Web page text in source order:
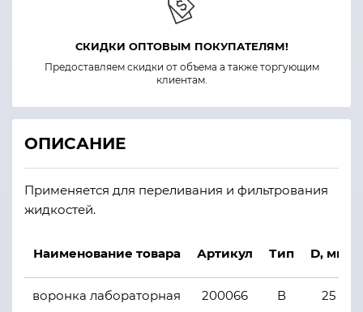
СКИДКИ ОПТОВЫМ ПОКУПАТЕЛЯМ!
Предоставляем скидки от объема а также торгующим
клиентам.
ОПИСАНИЕ
Применяется для переливания и фильтрования
жидкостей.
Наименование товара Артикул Тип D, мм
воронка лабораторная 200066 В 25